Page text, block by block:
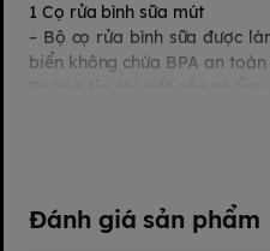
1 Cọ rửa bình sữa mút
– Bộ cọ rửa bình sữa được
biển không chứa BPA an
– Đầu cọ bọt biển giúp làm
– Đầu bàn chải sử dụng lông
– Dây cọ dài dễ dàng vệ
máy hút sữa. Làm sạch các
Đánh giá sản phẩm